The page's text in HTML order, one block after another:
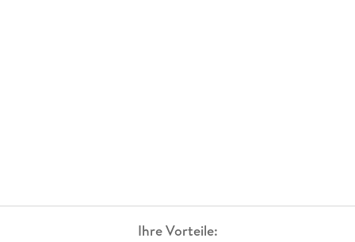
Ihre Vorteile: